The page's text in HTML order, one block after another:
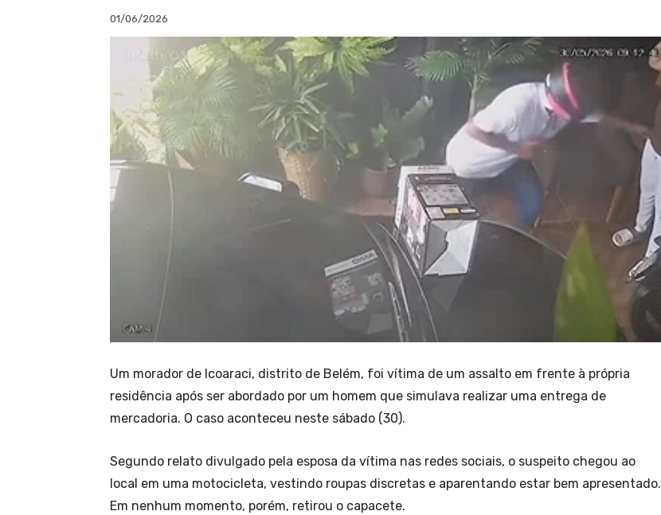
01/06/2026
Um morador de Icoaraci, distrito de Belém, foi vítima de um assalto em frente à própria
residência após ser abordado por um homem que simulava realizar uma entrega de
mercadoria. O caso aconteceu neste sábado (30).
Segundo relato divulgado pela esposa da vítima nas redes sociais, o suspeito chegou ao
local em uma motocicleta, vestindo roupas discretas e aparentando estar bem apresentado.
Em nenhum momento, porém, retirou o capacete.